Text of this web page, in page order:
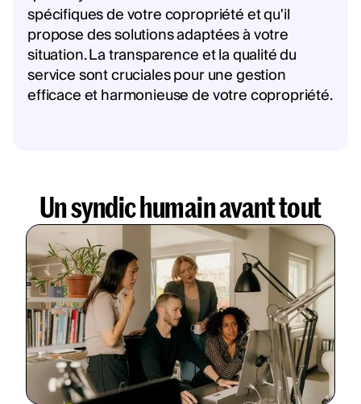
spécifiques de votre copropriété et qu'il
propose des solutions adaptées à votre
situation. La transparence et la qualité du
service sont cruciales pour une gestion
efficace et harmonieuse de votre copropriété.
Un syndic humain avant tout